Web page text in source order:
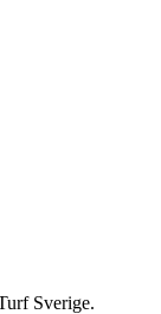
Sverige.